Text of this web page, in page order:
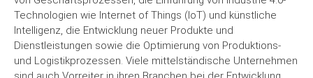
Technologien wie Internet of Things (IoT) und künstliche
Intelligenz, die Entwicklung neuer Produkte und
Dienstleistungen sowie die Optimierung von Produktions-
und Logistikprozessen. Viele mittelständische Unternehmen